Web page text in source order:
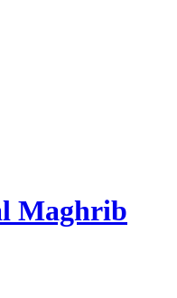
Maghrib